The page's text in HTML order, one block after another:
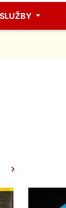
SLUŽBY
Další
